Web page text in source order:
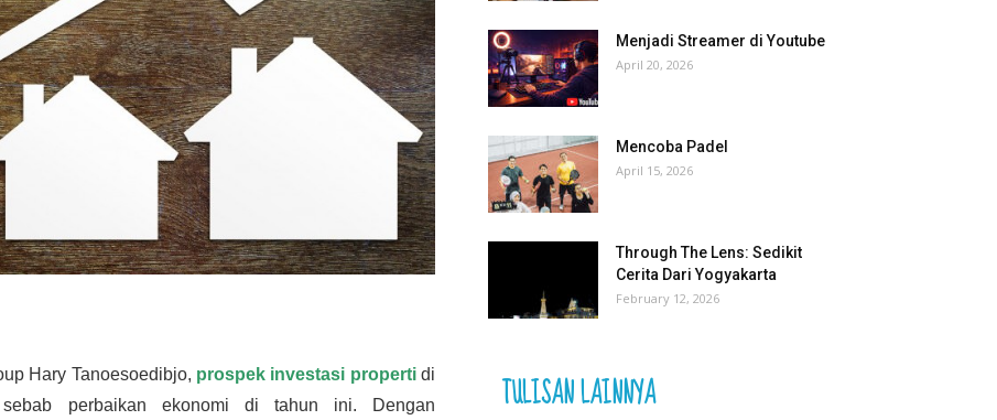
Hary Tanoesoedibjo, prospek investasi propertidi
sebab perbaikan ekonomi di tahun ini. Dengan
Menjadi Streamer di Youtube
April 20, 2026
Mencoba Padel
April 15, 2026
Through The Lens: Sedikit
Cerita Dari Yogyakarta
February 12, 2026
TULISAN LAINNYA